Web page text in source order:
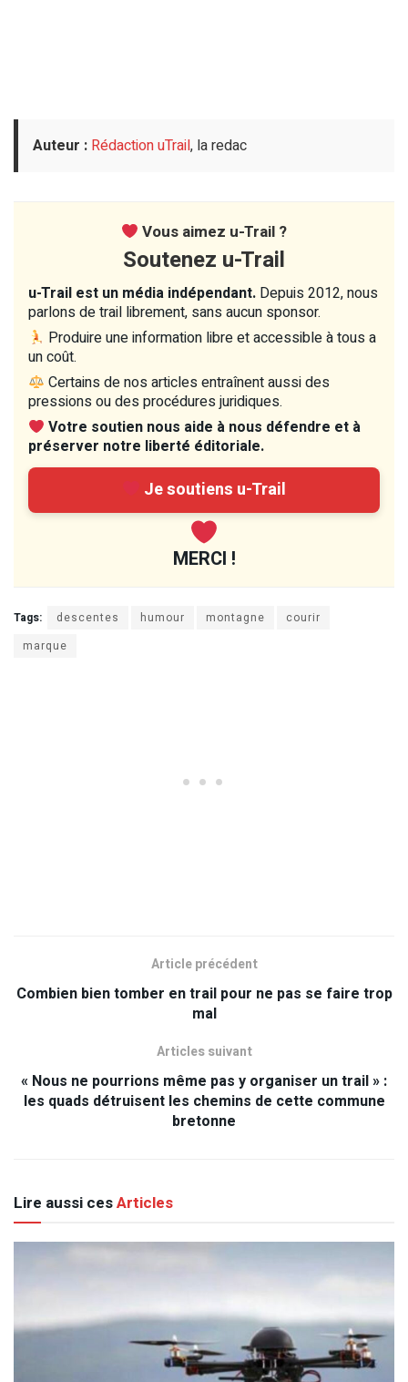
Auteur : Rédaction uTrail, la redac
Vous aimez u-Trail ?
Soutenez u-Trail
u-Trail est un média indépendant. Depuis 2012, nous
parlons de trail librement, sans aucun sponsor.
Produire une information libre et accessible à tous a
un coût.
Certains de nos articles entraînent aussi des
pressions ou des procédures juridiques.
Votre soutien nous aide à nous défendre et à
préserver notre liberté éditoriale.
Je soutiens u-Trail
MERCI !
Tags: descentes humour montagne
courir
marque
Article précédent
Combien bien tomber en trail pour ne pas se faire trop
mal
Articles suivant
« Nous ne pourrions même pas y organiser un trail » :
les quads détruisent les chemins de cette commune
bretonne
Lire aussi cesArticles